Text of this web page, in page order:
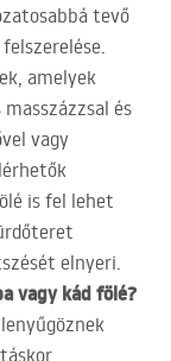
tevő
amelyek
és
vagy
is fel lehet
elnyeri.
vagy kád fölé?